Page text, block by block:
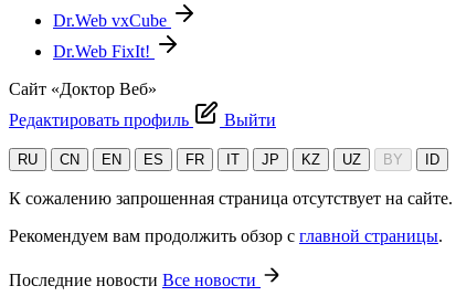
Dr.Web vxCube
Dr.Web FixIt!
Сайт «Доктор Веб»
Редактировать профиль
Выйти
RU CN EN ES FR IT JP KZ UZ BY ID
К сожалению запрошенная страница отсутствует на сайте.
Рекомендуем вам продолжить обзор с главной страницы.
Последние новости Все новости